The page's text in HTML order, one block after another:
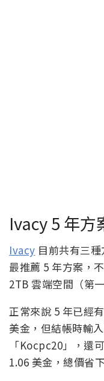
Ivacy 5 年
Ivacy 目前共有三
最推薦 5 年方案，
2TB 雲端空間（第
正常來說 5 年已經
美金，但結帳時輸
「Kocpc20」，還
1.06 美金，總價省